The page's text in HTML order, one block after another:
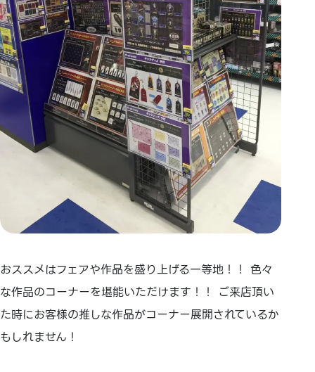
おススメはフェアや作品を盛り上げる一等地！！ 色々
な作品のコーナーを堪能いただけます！！ ご来店頂い
た時にお客様の推しな作品がコーナー展開されているか
もしれません！